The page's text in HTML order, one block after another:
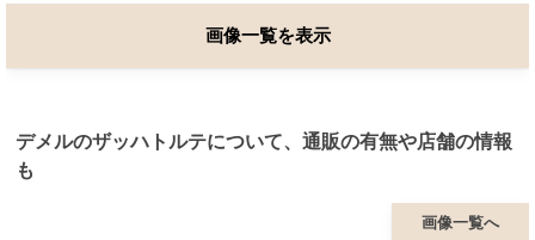
画像一覧を表示
デメルのザッハトルテについて、通販の有無や店舗の情報
も
画像一覧へ